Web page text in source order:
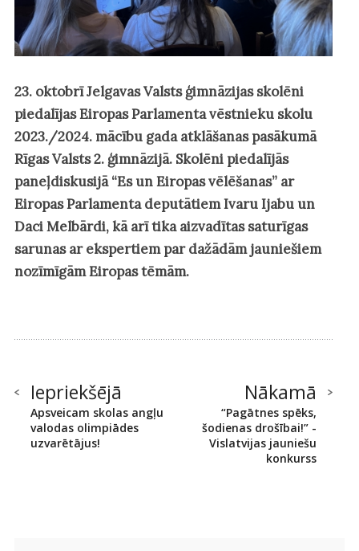
23. oktobrī Jelgavas Valsts ģimnāzijas skolēni
piedalījas Eiropas Parlamenta vēstnieku skolu
2023./2024. mācību gada atklāšanas pasākumā
Rīgas Valsts 2. ģimnāzijā. Skolēni piedalījās
paneļdiskusijā “Es un Eiropas vēlēšanas” ar
Eiropas Parlamenta deputātiem Ivaru Ijabu un
Daci Melbārdi, kā arī tika aizvadītas saturīgas
sarunas ar ekspertiem par dažādām jauniešiem
nozīmīgām Eiropas tēmām.
Iepriekšējā
Apsveicam skolas angļu
valodas olimpiādes
uzvarētājus!
Nākamā
“Pagātnes spēks,
šodienas drošībai!” -
Vislatvijas jauniešu
konkurss